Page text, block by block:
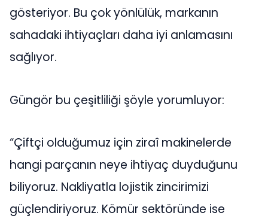
gösteriyor. Bu çok yönlülük, markanın
sahadaki ihtiyaçları daha iyi anlamasını
sağlıyor.
Güngör bu çeşitliliği şöyle yorumluyor:
“Çiftçi olduğumuz için ziraî makinelerde
hangi parçanın neye ihtiyaç duyduğunu
biliyoruz. Nakliyatla lojistik zincirimizi
güçlendiriyoruz. Kömür sektöründe ise